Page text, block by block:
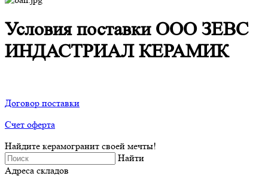
Условия поставки ООО ЗЕВС
ИНДАСТРИАЛ КЕРАМИК
Договор поставки
Счет оферта
Найдите керамогранит своей мечты!
Найти
Адреса складов